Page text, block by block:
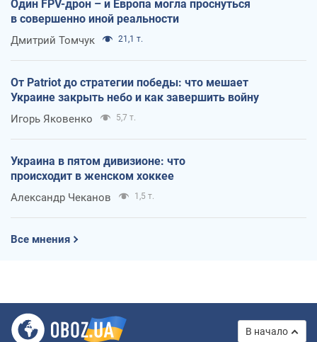
Один FPV-дрон – и Европа могла проснуться
в совершенно иной реальности
Дмитрий Томчук 21,1 т.
От Patriot до стратегии победы: что мешает
Украине закрыть небо и как завершить войну
Игорь Яковенко 5,7 т.
Украина в пятом дивизионе: что
происходит в женском хоккее
Александр Чеканов 1,5 т.
Все мнения
В начало